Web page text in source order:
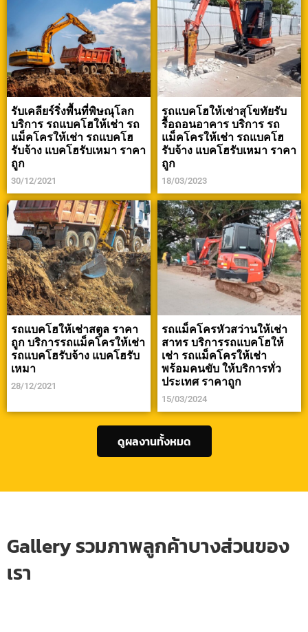
รับเคลียร์ริ่งพื้นที่พิษณุโลก
บริการ รถแบคโฮให้เช่า รถ
แม็คโครให้เช่า รถแบคโฮ
รับจ้าง แบคโฮรับเหมา ราคา
ถูก
30/12/2021
รถแบคโฮให้เช่าสุโขทัยรับ
รื้อถอนอาคาร บริการ รถ
แม็คโครให้เช่า รถแบคโฮ
รับจ้าง แบคโฮรับเหมา ราคา
ถูก
18/03/2023
รถแบคโฮให้เช่าสตูล ราคา
ถูก บริการรถแม็คโครให้เช่า
รถแบคโฮรับจ้าง แบคโฮรับ
เหมา
28/12/2021
รถแม็คโครหัวสว่านให้เช่า
สาทร บริการรถแบคโฮให้
เช่า รถแม็คโครให้เช่า
พร้อมคนขับ ให้บริการทั่ว
ประเทศ ราคาถูก
15/03/2024
ดูผลงานทั้งหมด
Gallery รวมภาพลูกค้าบางส่วนของ
เรา